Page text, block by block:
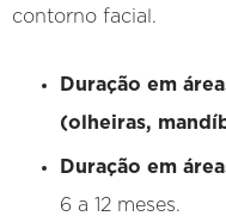
contorno facial.
Duração em
(olheiras,
Duração em
6 a 12 meses.